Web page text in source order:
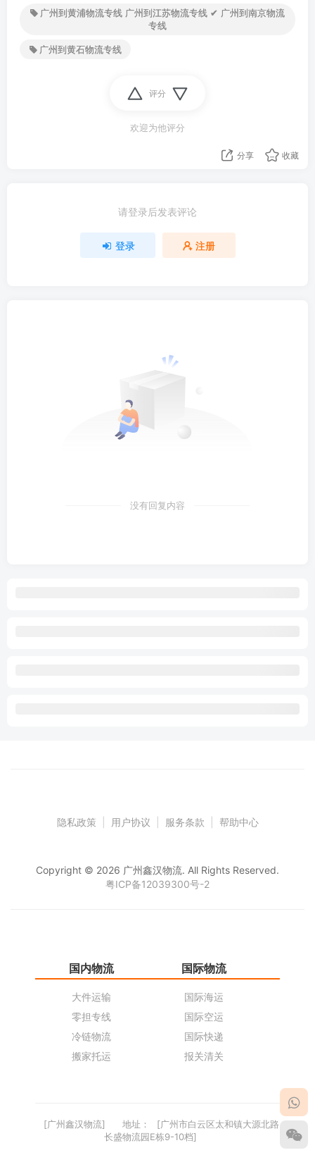
广州到黄浦物流专线 广州到江苏物流专线 ✔ 广州到南京物流
专线
广州到黄石物流专线
评分
欢迎为他评分
分享 收藏
请登录后发表评论
登录 注册
没有回复内容
隐私政策 用户协议 服务条款 帮助中心
Copyright © 2026 广州鑫汉物流. All Rights Reserved.
粤ICP备12039300号-2
国内物流
大件运输
零担专线
冷链物流
搬家托运
国际物流
国际海运
国际空运
国际快递
报关清关
[广州鑫汉物流] 地址：
[广州市白云区太和镇大源北路
长盛物流园E栋9-10档]